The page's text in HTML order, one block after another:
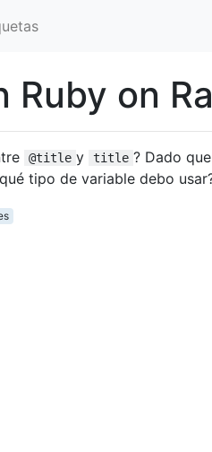
Ruby on
@title y title ? Dado
tipo de variable debo